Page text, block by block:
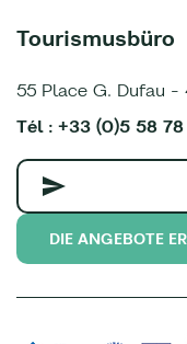
Tourismusbüro
55 Place G. Dufau
Tél : +33 (0)5 58
DIE ANGEBOTE